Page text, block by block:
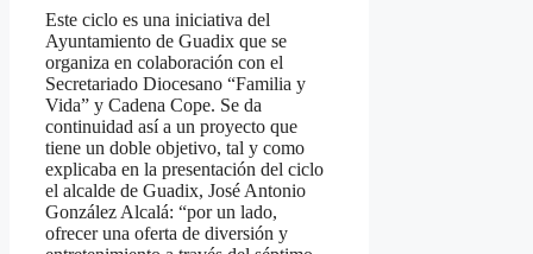
Este ciclo es una iniciativa del
Ayuntamiento de Guadix que se
organiza en colaboración con el
Secretariado Diocesano “Familia y
Vida” y Cadena Cope. Se da
continuidad así a un proyecto que
tiene un doble objetivo, tal y como
explicaba en la presentación del ciclo
el alcalde de Guadix, José Antonio
González Alcalá: “por un lado,
ofrecer una oferta de diversión y